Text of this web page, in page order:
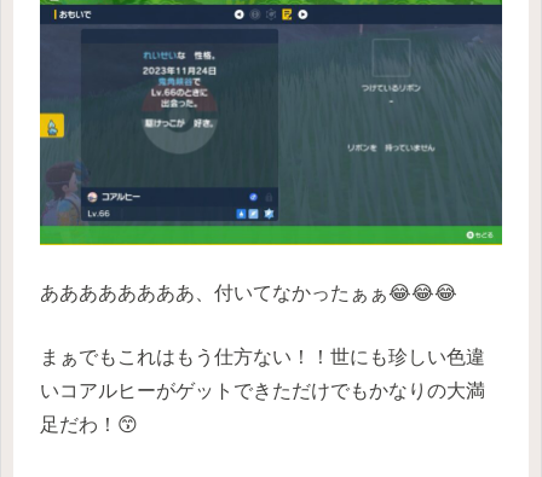
ああああああああ、付いてなかったぁぁ😂😂😂
まぁでもこれはもう仕方ない！！世にも珍しい色違
いコアルヒーがゲットできただけでもかなりの大満
足だわ！😙